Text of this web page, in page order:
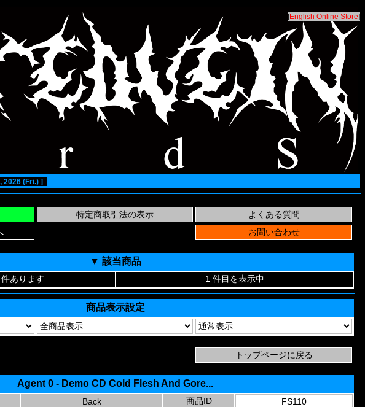
[English Online Store]
2026 (Fri.) ]
▼ 該当商品
件あります 1 件目を表示中
商品表示設定
Agent 0 - Demo CD Cold Flesh And Gore...
Back 商品ID
FS110